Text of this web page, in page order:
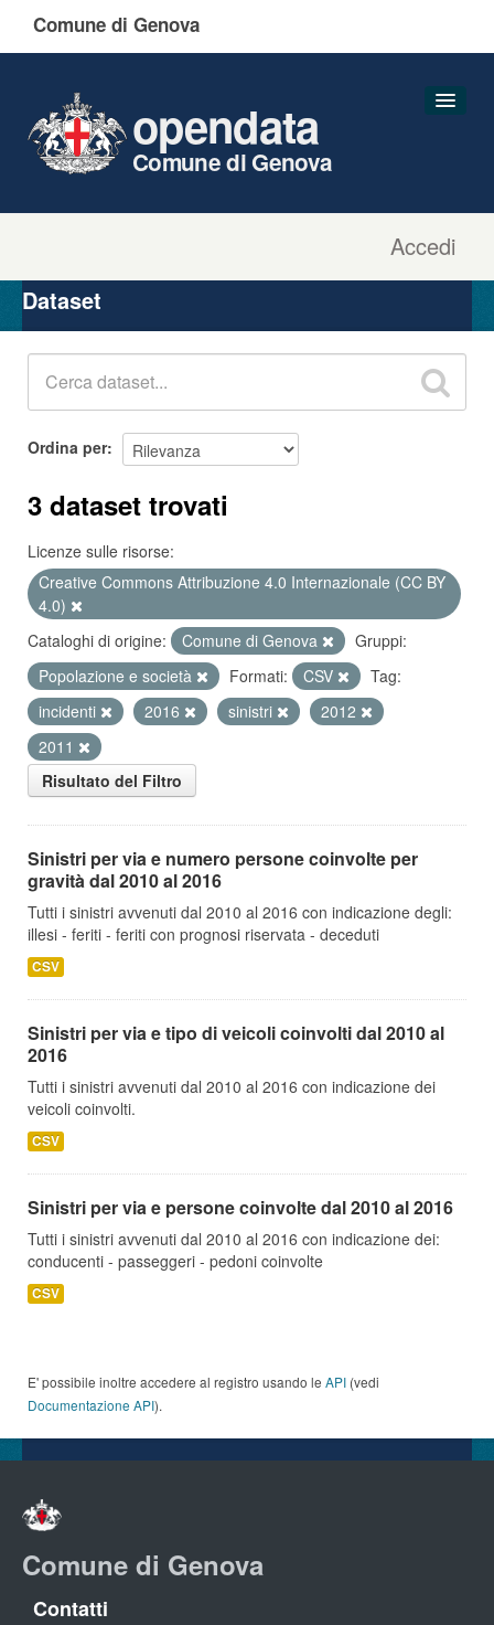
Comune di Genova
Accedi
opendata
Comune di Genova
Organizzazioni
Gruppi
Dataset
Ordina per
3 dataset trovati
Licenze sulle risorse:
Creative Commons Attribuzione 4.0 Internazionale (CC BY
4.0)
Cataloghi di origine:
Comune di Genova
Gruppi:
Popolazione e società
Formati: CSV
Tag:
incidenti
2016 sinistri
2012
2011
Risultato del Filtro
Sinistri per via e numero persone coinvolte per
gravità dal 2010 al 2016
Tutti i sinistri avvenuti dal 2010 al 2016 con indicazione degli:
illesi - feriti - feriti con prognosi riservata - deceduti
CSV
Sinistri per via e tipo di veicoli coinvolti dal 2010 al
2016
Tutti i sinistri avvenuti dal 2010 al 2016 con indicazione dei
veicoli coinvolti.
CSV
Sinistri per via e persone coinvolte dal 2010 al 2016
Tutti i sinistri avvenuti dal 2010 al 2016 con indicazione dei:
conducenti - passeggeri - pedoni coinvolte
CSV
E' possibile inoltre accedere al registro usando le API (vedi
Documentazione API).
Comune di Genova
Contatti